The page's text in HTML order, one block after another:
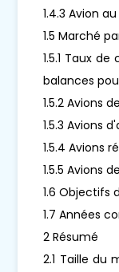
1.4.3 Avion
1.5 Marché
1.5.1 Taux
balances
1.5.2 Avions
1.5.3 Avions
1.5.4 Avions
1.5.5 Avions
1.6 Objectifs
1.7 Années
2 Résumé
2.1 Taille du